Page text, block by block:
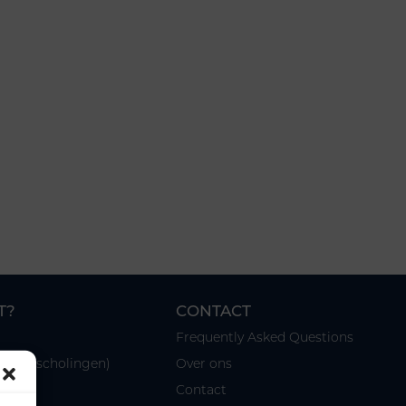
& nascholingen)
CONTACT
Frequently Asked Questions
Over ons
Contact